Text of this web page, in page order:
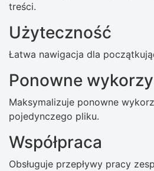
treści.
Użyteczność
Łatwa nawigacja dla
Ponowne
Maksymalizuje ponowne
pojedynczego pliku.
Współpraca
Obsługuje przepływy pracy